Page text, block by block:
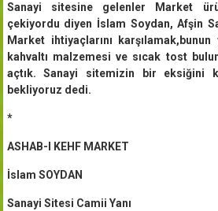
Sanayi sitesine gelenler Market
çekiyordu diyen İslam Soydan, Afşin
Market ihtiyaçlarını
kahvaltı malzemesi ve sıcak tost
açtık. Sanayi sitemizin bir eksiğini
bekliyoruz dedi.
*
ASHAB-I KEHF MARKET
İslam SOYDAN
Sanayi Sitesi Camii Yanı